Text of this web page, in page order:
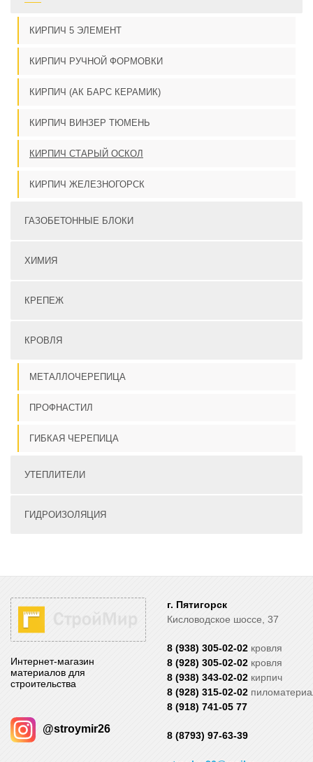
КИРПИЧ 5 ЭЛЕМЕНТ
КИРПИЧ РУЧНОЙ ФОРМОВКИ
КИРПИЧ (АК БАРС КЕРАМИК)
КИРПИЧ ВИНЗЕР ТЮМЕНЬ
КИРПИЧ СТАРЫЙ ОСКОЛ
КИРПИЧ ЖЕЛЕЗНОГОРСК
ГАЗОБЕТОННЫЕ БЛОКИ
ХИМИЯ
КРЕПЕЖ
КРОВЛЯ
МЕТАЛЛОЧЕРЕПИЦА
ПРОФНАСТИЛ
ГИБКАЯ ЧЕРЕПИЦА
УТЕПЛИТЕЛИ
ГИДРОИЗОЛЯЦИЯ
Интернет-магазин
материалов для
строительства
@stroymir26
г. Пятигорск
Кисловодское шоссе, 37
8 (938) 305-02-02 кровля
8 (928) 305-02-02 кровля
8 (938) 343-02-02 кирпич
8 (928) 315-02-02
8 (918) 741-05 77
8 (8793) 97-63-39